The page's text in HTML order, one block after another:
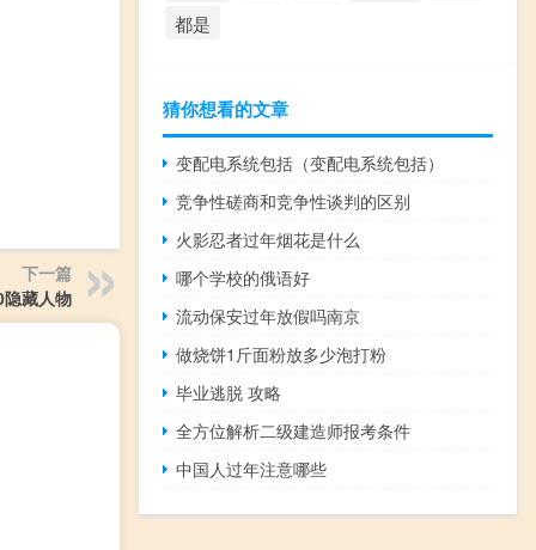
下一篇
藏人物
都是
猜你想看的文章
变配电系统包括（变配电系统包括）
竞争性磋商和竞争性谈判的区别
火影忍者过年烟花是什么
哪个学校的俄语好
流动保安过年放假吗南京
做烧饼1斤面粉放多少泡打粉
毕业逃脱 攻略
全方位解析二级建造师报考条件
中国人过年注意哪些